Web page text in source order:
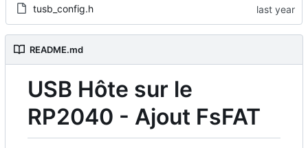
tusb_config.h
README.md
USB Hôte sur le
RP2040 - Ajout FsFAT